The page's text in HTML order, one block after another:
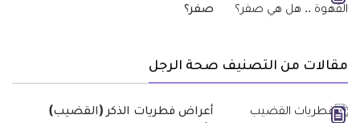
صفر؟
مقالات من التصنيف صحة الرجل
أعراض فطريات الذكر (القضيب)